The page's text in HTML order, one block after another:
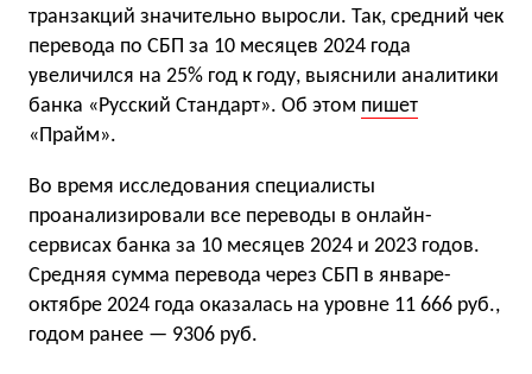
транзакций значительно выросли. Так, средний чек
перевода по СБП за 10 месяцев 2024 года
увеличился на 25% год к году, выяснили аналитики
банка «Русский Стандарт». Об этом пишет
«Прайм».
Во время исследования специалисты
проанализировали все переводы в онлайн-
сервисах банка за 10 месяцев 2024 и 2023 годов.
Средняя сумма перевода через СБП в январе-
октябре 2024 года оказалась на уровне 11 666 руб.,
годом ранее — 9306 руб.